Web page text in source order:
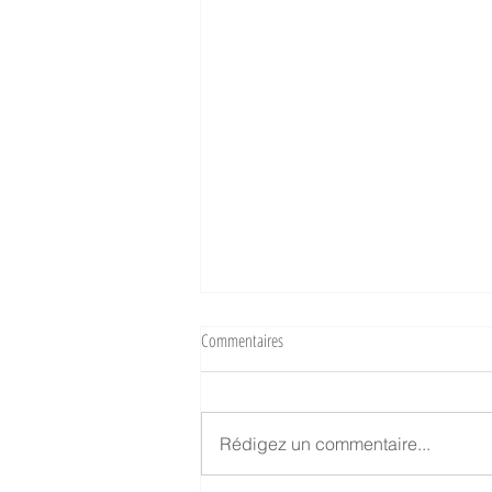
Commentaires
Rédigez un commentaire...